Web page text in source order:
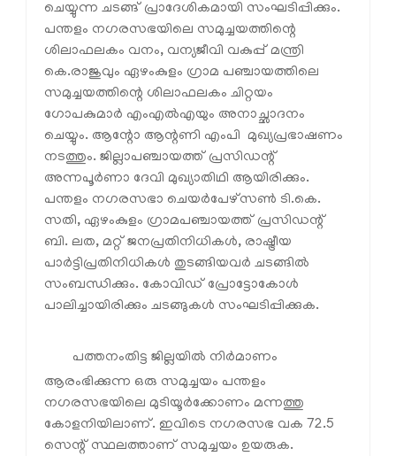
ചെയ്യുന്ന ചടങ്ങ് പ്രാദേശികമായി സംഘടിപ്പിക്കും.
പന്തളം നഗരസഭയിലെ സമുച്ചയത്തിന്റെ
ശിലാഫലകം വനം, വന്യജീവി വകുപ്പ് മന്ത്രി
കെ.രാജുവും ഏഴംകുളം ഗ്രാമ പഞ്ചായത്തിലെ
സമുച്ചയത്തിന്റെ ശിലാഫലകം ചിറ്റയം
ഗോപകുമാര്‍ എംഎല്‍എയും അനാച്ഛാദനം
ചെയ്യും. ആന്റോ ആന്റണി എംപി മുഖ്യപ്രഭാഷണം
നടത്തും. ജില്ലാപഞ്ചായത്ത് പ്രസിഡന്റ്
അന്നപൂര്‍ണാ ദേവി മുഖ്യാതിഥി ആയിരിക്കും.
പന്തളം നഗരസഭാ ചെയര്‍പേഴ്‌സണ്‍ ടി.കെ.
സതി, ഏഴംകുളം ഗ്രാമപഞ്ചായത്ത് പ്രസിഡന്റ്
ബി. ലത, മറ്റ് ജനപ്രതിനിധികള്‍, രാഷ്ട്രീയ
പാര്‍ട്ടിപ്രതിനിധികള്‍ തുടങ്ങിയവര്‍ ചടങ്ങില്‍
സംബന്ധിക്കും. കോവിഡ് പ്രോട്ടോകോള്‍
പാലിച്ചായിരിക്കും ചടങ്ങുകള്‍ സംഘടിപ്പിക്കുക.
പത്തനംതിട്ട ജില്ലയില്‍ നിര്‍മാണം
ആരംഭിക്കുന്ന ഒരു സമുച്ചയം പന്തളം
നഗരസഭയിലെ മുടിയൂര്‍ക്കോണം മന്നത്തു
കോളനിയിലാണ്. ഇവിടെ നഗരസഭ വക 72.5
സെന്റ് സ്ഥലത്താണ് സമുച്ചയം ഉയരുക.